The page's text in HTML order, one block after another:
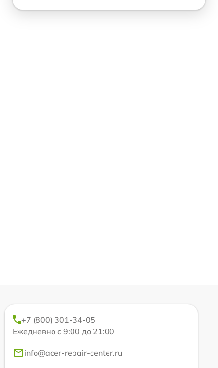
+7 (800) 301-34-05
Ежедневно с 9:00 до 21:00
info@acer-repair-center.ru